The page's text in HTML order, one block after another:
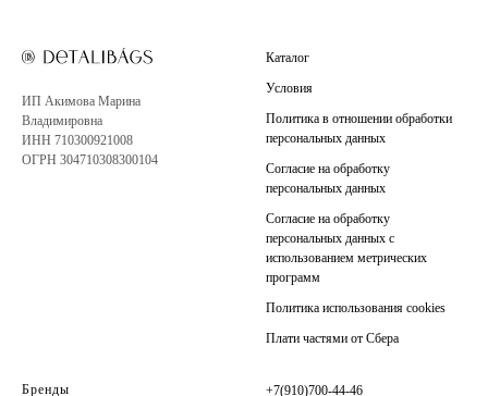
ИП Акимова Марина
Владимировна
ИНН 710300921008
ОГРН 304710308300104
Каталог
Условия
Политика в отношении обработки
персональных данных
Согласие на обработку
персональных данных
Согласие на обработку
персональных данных с
использованием метрических
программ
Политика использования cookies
Плати частями от Сбера
Бренды
+7(910)700-44-46